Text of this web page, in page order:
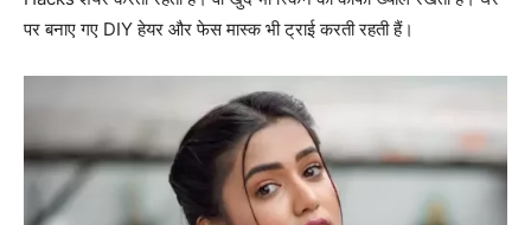
पर बनाए गए DIY हेयर और फेस मास्क भी ट्राई करती रहती हैं।